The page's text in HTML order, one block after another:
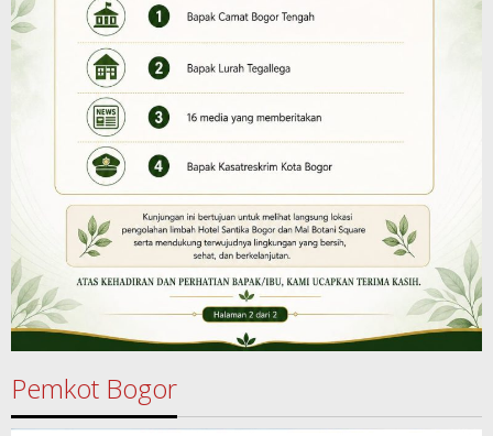
Pemkot Bogor